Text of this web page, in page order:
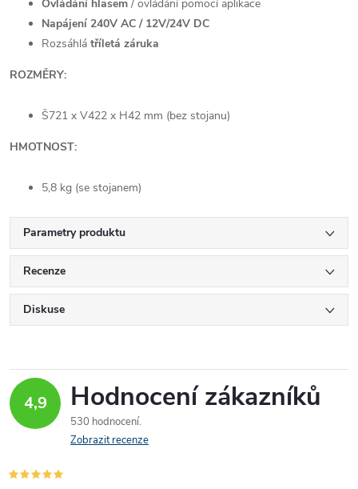
Ovládání hlasem / ovládání pomocí aplikace
Napájení 240V AC / 12V/24V DC
Rozsáhlá tříletá záruka
ROZMĚRY:
Š721 x V422 x H42 mm (bez stojanu)
HMOTNOST:
5,8 kg (se stojanem)
Parametry produktu
Recenze
Diskuse
4,9 Hodnocení zákazníků
530 hodnocení
Zobrazit recenze